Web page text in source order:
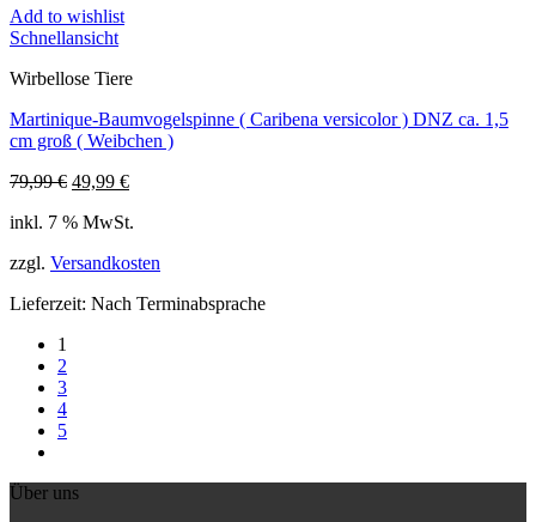
Add to wishlist
Schnellansicht
Wirbellose Tiere
Martinique-Baumvogelspinne ( Caribena versicolor ) DNZ ca. 1,5
cm groß ( Weibchen )
79,99€ Ursprünglicher
war:
49,99 €Aktueller
ist:
inkl. 7 % MwSt.
zzgl. Versandkosten
Lieferzeit: Nach Terminabsprache
1
2
3
4
5
Über uns